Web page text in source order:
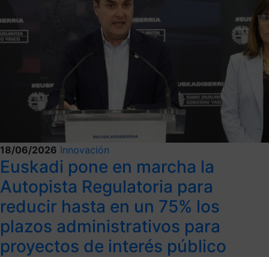
18/06/2026 Innovación
Euskadi pone en marcha la
Autopista Regulatoria para
reducir hasta en un 75% los
plazos administrativos para
proyectos de interés público